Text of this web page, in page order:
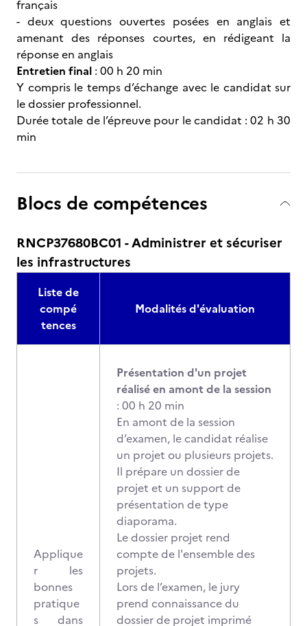
français
- deux questions ouvertes posées en anglais et
amenant des réponses courtes, en rédigeant la
réponse en anglais
Entretien final : 00 h 20 min
Y compris le temps d’échange avec le candidat sur
le dossier professionnel.
Durée totale de l’épreuve pour le candidat : 02 h 30
min
Blocs de compétences
RNCP37680BC01 - Administrer et sécuriser
les infrastructures
Liste de
compé
tences
Modalités d'évaluation
Applique
r les
bonnes
pratique
s dans
Présentation d'un projet
réalisé en amont de la session
: 00 h 20 min
En amont de la session
d’examen, le candidat réalise
un projet ou plusieurs projets.
Il prépare un dossier de
projet et un support de
présentation de type
diaporama.
Le dossier projet rend
compte de l'ensemble des
projets.
Lors de l’examen, le jury
prend connaissance du
dossier de projet imprimé